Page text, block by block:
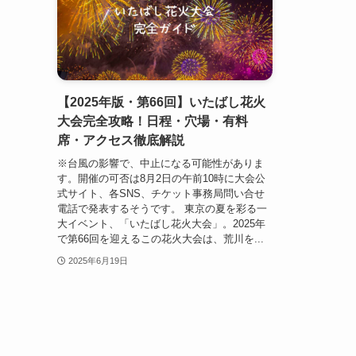
【2025年版・第66回】いたばし花火
大会完全攻略！日程・穴場・有料
席・アクセス徹底解説
※台風の影響で、中止になる可能性がありま
す。開催の可否は8月2日の午前10時に大会公
式サイト、各SNS、チケット事務局問い合せ
電話で発表するそうです。 東京の夏を彩る一
大イベント、「いたばし花火大会」。2025年
で第66回を迎えるこの花火大会は、荒川を...
2025年6月19日